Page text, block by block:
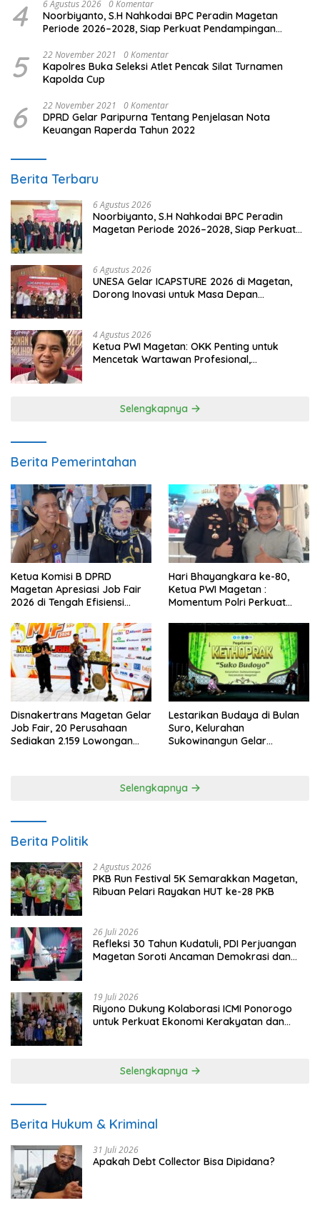
4 6 Agustus 2026 0 Komentar
Noorbiyanto, S.H Nahkodai BPC Peradin Magetan
Periode 2026–2028, Siap Perkuat Pendampingan
5 22 November 2021 0 Komentar
Kapolres Buka Seleksi Atlet Pencak Silat Turnamen
Kapolda Cup
6 22 November 2021 0 Komentar
DPRD Gelar Paripurna Tentang Penjelasan Nota
Keuangan Raperda Tahun 2022
Berita Terbaru
6 Agustus 2026
Noorbiyanto, S.H Nahkodai BPC Peradin
Magetan Periode 2026–2028, Siap Perkuat
6 Agustus 2026
UNESA Gelar ICAPSTURE 2026 di Magetan,
Dorong Inovasi untuk Masa Depan
4 Agustus 2026
Ketua PWI Magetan: OKK Penting untuk
Mencetak Wartawan Profesional,
Selengkapnya
Berita Pemerintahan
Ketua Komisi B DPRD
Magetan Apresiasi Job Fair
2026 di Tengah Efisiensi
Hari Bhayangkara ke-80,
Ketua PWI Magetan :
Momentum Polri Perkuat
Disnakertrans Magetan Gelar
Job Fair, 20 Perusahaan
Sediakan 2.159 Lowongan
Lestarikan Budaya di Bulan
Suro, Kelurahan
Sukowinangun Gelar
Selengkapnya
Berita Politik
2 Agustus 2026
PKB Run Festival 5K Semarakkan Magetan,
Ribuan Pelari Rayakan HUT ke-28 PKB
26 Juli 2026
Refleksi 30 Tahun Kudatuli, PDI Perjuangan
Magetan Soroti Ancaman Demokrasi dan
19 Juli 2026
Riyono Dukung Kolaborasi ICMI Ponorogo
untuk Perkuat Ekonomi Kerakyatan dan
Selengkapnya
Berita Hukum & Kriminal
31 Juli 2026
Apakah Debt Collector Bisa Dipidana?